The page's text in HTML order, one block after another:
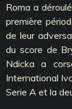
Roma a
première
de leur
du score de
Ndicka a
International
Serie A et la